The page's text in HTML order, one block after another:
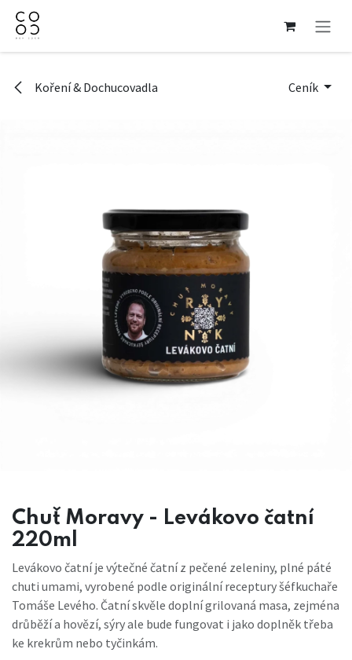
Přejít na obsah
Koření & Dochucovadla Ceník
Chuť Moravy - Levákovo čatní
220ml
Levákovo čatní je výtečné čatní z pečené zeleniny, plné páté
chuti umami, vyrobené podle originální receptury šéfkuchaře
Tomáše Levého. Čatní skvěle doplní grilovaná masa, zejména
drůběží a hovězí, sýry ale bude fungovat i jako doplněk třeba
ke krekrům nebo tyčinkám.